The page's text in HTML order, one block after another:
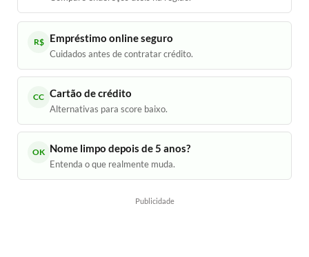
R$ Empréstimo online seguro
Cuidados antes de contratar crédito.
CC Cartão de crédito
Alternativas para score baixo.
OK Nome limpo depois de 5 anos?
Entenda o que realmente muda.
Publicidade